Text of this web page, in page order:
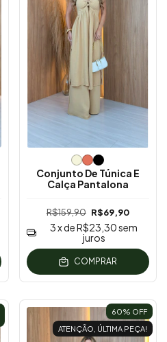
Conjunto De Túnica E
Calça Pantalona
R$159,90 R$69,90
3x deR$23,30sem
juros
COMPRAR
60% OFF
ATENÇÃO, ÚLTIMA PEÇA!